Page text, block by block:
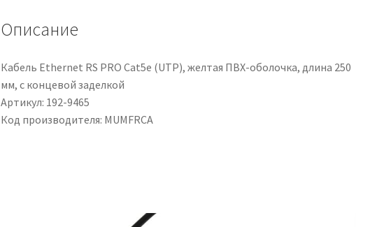
mm
2,
150mm
Описание
Кабель Ethernet RS PRO Cat5e (UTP), желтая ПВХ-оболочка, длина 250
мм, с концевой заделкой
Артикул: 192-9465
Код производителя: MUMFRCA